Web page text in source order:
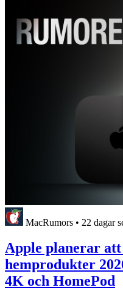
MacRumors • 22 dagar
Apple planerar
hemprodukter
4K och HomePod